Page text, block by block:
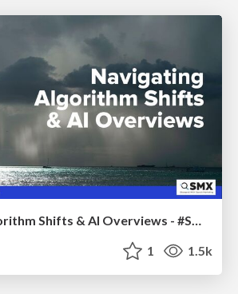
Navigating Algorithm Shifts & AI Overviews - #SMXNext
1 1.5k